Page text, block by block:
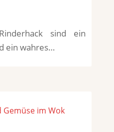
sind ein
ein wahres…
im Wok